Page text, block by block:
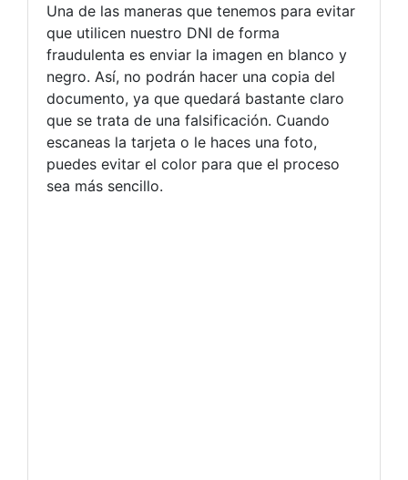
Una de las maneras que tenemos para evitar
que utilicen nuestro DNI de forma
fraudulenta es enviar la imagen en blanco y
negro. Así, no podrán hacer una copia del
documento, ya que quedará bastante claro
que se trata de una falsificación. Cuando
escaneas la tarjeta o le haces una foto,
puedes evitar el color para que el proceso
sea más sencillo.